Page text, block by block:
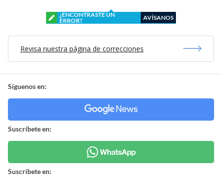
¿ENCONTRASTE UN
ERROR?
AVÍSANOS
Revisa nuestra página de correcciones
Síguenos en:
Suscríbete en:
Suscríbete en: